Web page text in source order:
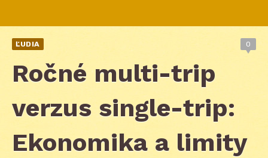
ĽUDIA 0
Ročné multi-trip
verzus single-trip:
Ekonomika a limity